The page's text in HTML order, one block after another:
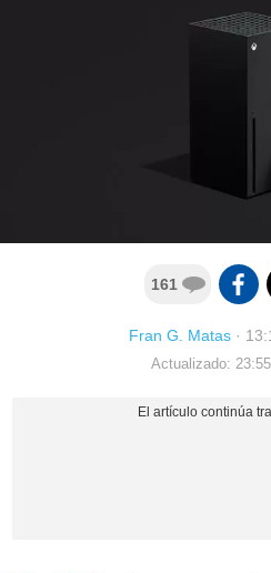
161
Fran G. Matas·
Actualizado: